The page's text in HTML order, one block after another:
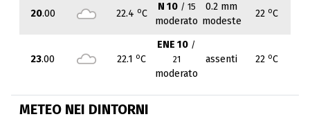
20.00 22.4 oC
N 10 / 15
moderato
0.2 mm
modeste
22 oC
23.00 22.1 oC
ENE 10 /
21
moderato
assenti 22 oC
METEO NEI DINTORNI